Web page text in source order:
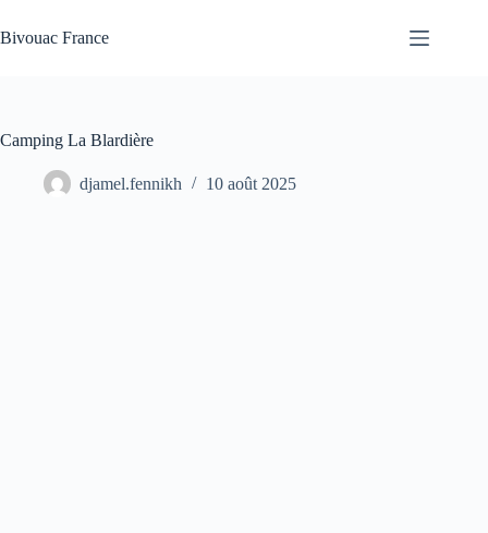
au
contenu
Bivouac France
Camping La Blardière
djamel.fennikh 10 août 2025